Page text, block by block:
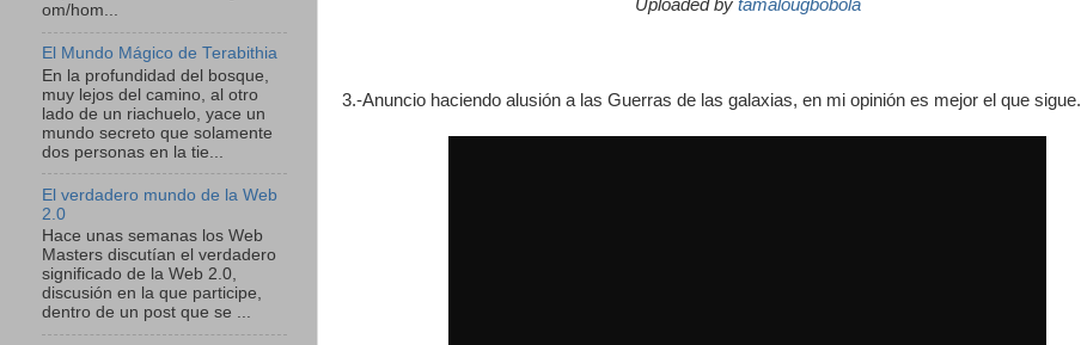
Uploaded by tamalougbobola
3.-Anuncio haciendo alusión a las Guerras de las galaxias, en mi opinión es mejor el que sigue.
om/hom...
El Mundo Mágico de Terabithia
En la profundidad del bosque,
muy lejos del camino, al otro
lado de un riachuelo, yace un
mundo secreto que solamente
dos personas en la tie...
El verdadero mundo de la Web
2.0
Hace unas semanas los Web
Masters discutían el verdadero
significado de la Web 2.0,
discusión en la que participe,
dentro de un post que se ...